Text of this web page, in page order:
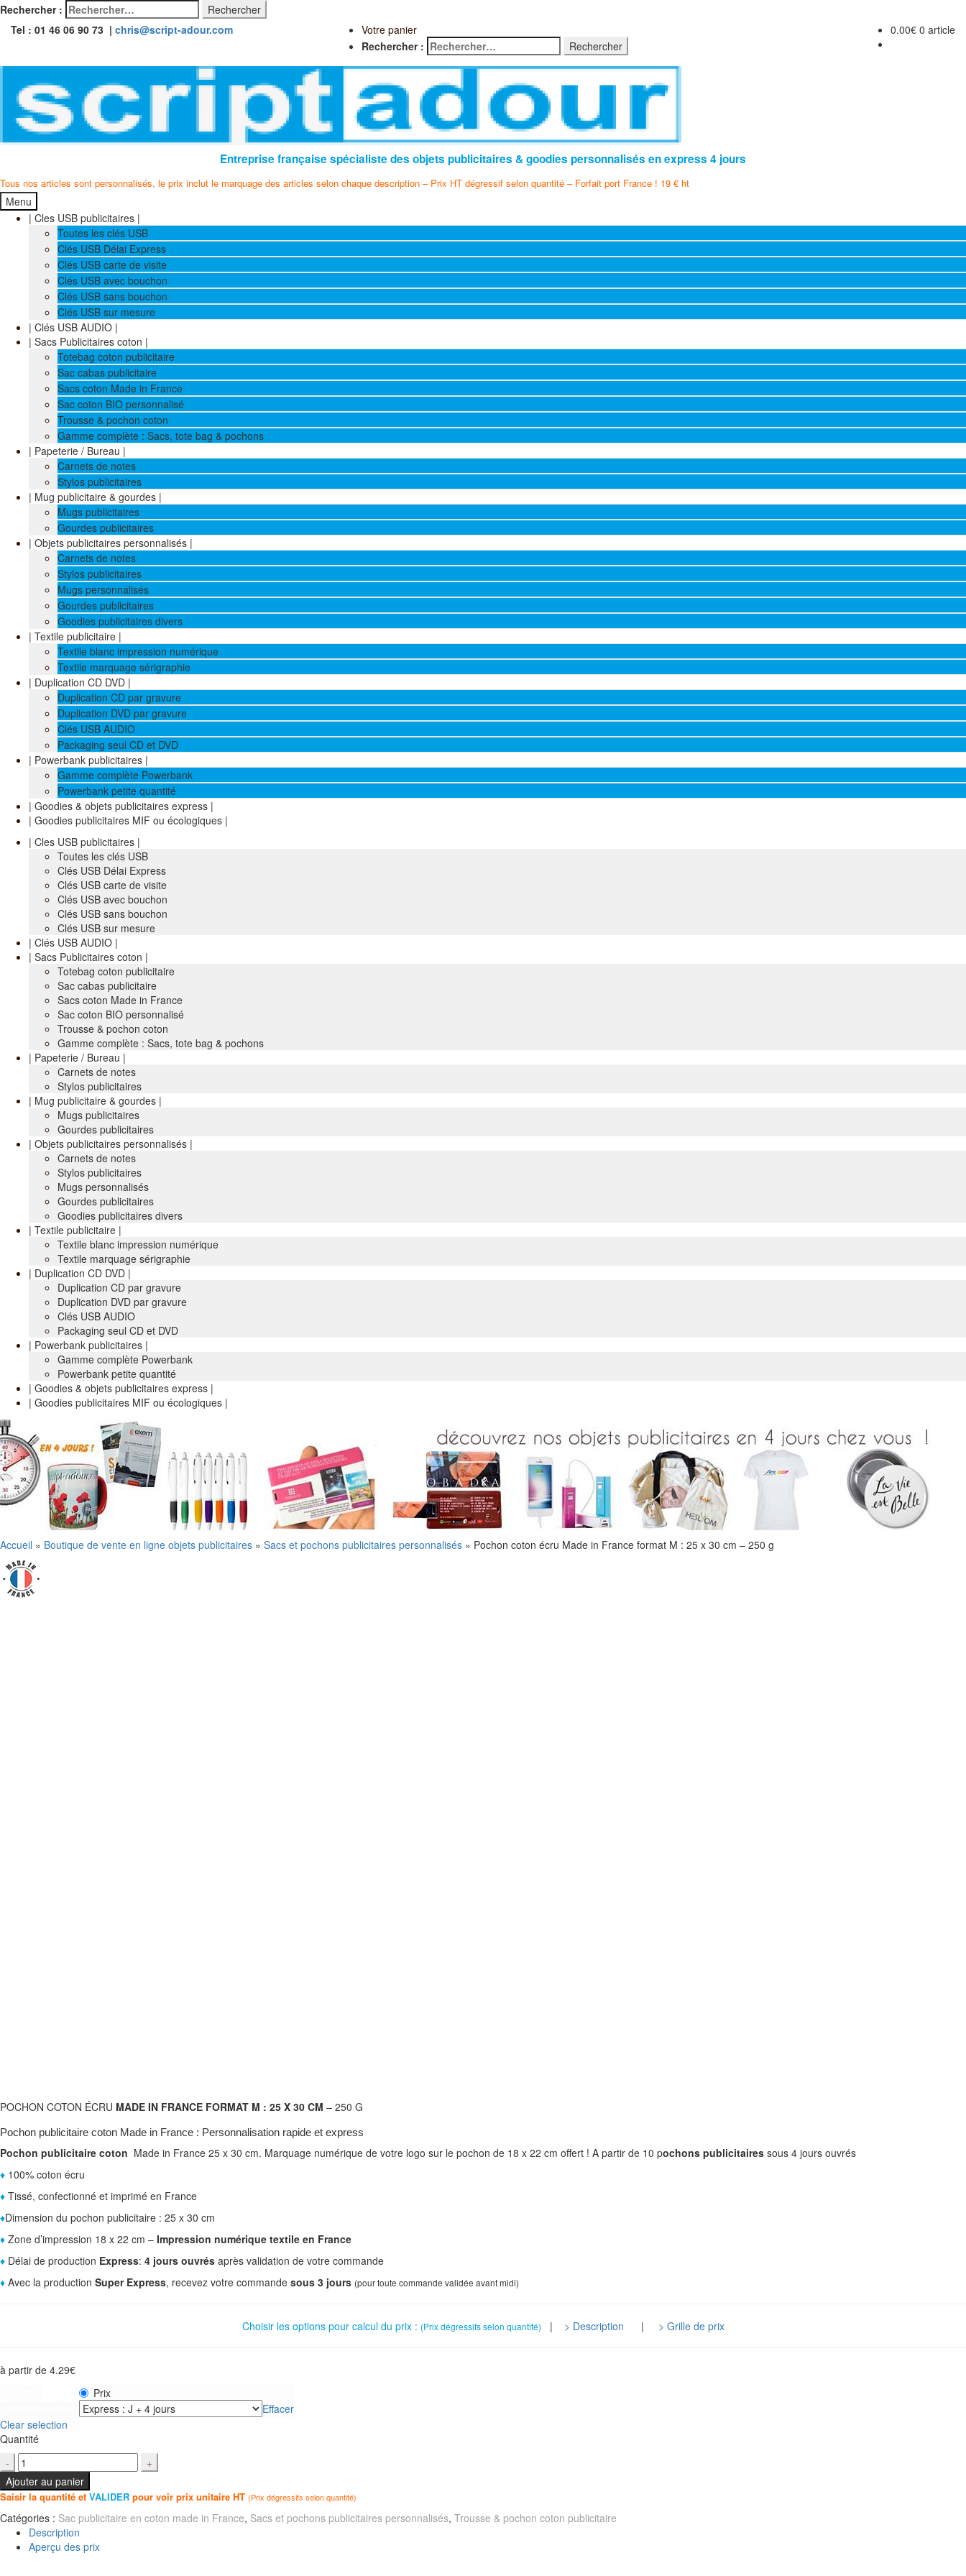
Rechercher :
Tel : 01 46 06 90 73 | chris@script-adour.com 0.00€ 0 article
Votre panier
Rechercher :
Entreprise française spécialiste des objets publicitaires & goodies personnalisés en express 4 jours
Tous nos articles sont personnalisés, le prix inclut le marquage des articles selon chaque description – Prix HT dégressif selon quantité – Forfait port France ! 19 € ht
Menu
| Cles USB publicitaires |
Toutes les clés USB
Clés USB Délai Express
Clés USB carte de visite
Clés USB avec bouchon
Clés USB sans bouchon
Clés USB sur mesure
| Clés USB AUDIO |
| Sacs Publicitaires coton |
Totebag coton publicitaire
Sac cabas publicitaire
Sacs coton Made in France
Sac coton BIO personnalisé
Trousse & pochon coton
Gamme complète : Sacs, tote bag & pochons
| Papeterie / Bureau |
Carnets de notes
Stylos publicitaires
| Mug publicitaire & gourdes |
Mugs publicitaires
Gourdes publicitaires
| Objets publicitaires personnalisés |
Carnets de notes
Stylos publicitaires
Mugs personnalisés
Gourdes publicitaires
Goodies publicitaires divers
| Textile publicitaire |
Textile blanc impression numérique
Textile marquage sérigraphie
| Duplication CD DVD |
Duplication CD par gravure
Duplication DVD par gravure
Clés USB AUDIO
Packaging seul CD et DVD
| Powerbank publicitaires |
Gamme complète Powerbank
Powerbank petite quantité
| Goodies & objets publicitaires express |
| Goodies publicitaires MIF ou écologiques |
| Cles USB publicitaires |
Toutes les clés USB
Clés USB Délai Express
Clés USB carte de visite
Clés USB avec bouchon
Clés USB sans bouchon
Clés USB sur mesure
| Clés USB AUDIO |
| Sacs Publicitaires coton |
Totebag coton publicitaire
Sac cabas publicitaire
Sacs coton Made in France
Sac coton BIO personnalisé
Trousse & pochon coton
Gamme complète : Sacs, tote bag & pochons
| Papeterie / Bureau |
Carnets de notes
Stylos publicitaires
| Mug publicitaire & gourdes |
Mugs publicitaires
Gourdes publicitaires
| Objets publicitaires personnalisés |
Carnets de notes
Stylos publicitaires
Mugs personnalisés
Gourdes publicitaires
Goodies publicitaires divers
| Textile publicitaire |
Textile blanc impression numérique
Textile marquage sérigraphie
| Duplication CD DVD |
Duplication CD par gravure
Duplication DVD par gravure
Clés USB AUDIO
Packaging seul CD et DVD
| Powerbank publicitaires |
Gamme complète Powerbank
Powerbank petite quantité
| Goodies & objets publicitaires express |
| Goodies publicitaires MIF ou écologiques |
Accueil » Boutique de vente en ligne objets publicitaires » Sacs et pochons publicitaires personnalisés » Pochon coton écru Made in France format M : 25 x 30 cm – 250 g
POCHON COTON ÉCRU MADE IN FRANCE FORMAT M : 25 X 30 CM – 250 G
Pochon publicitaire coton Made in France : Personnalisation rapide et express
Pochon publicitaire coton Made in France 25 x 30 cm. Marquage numérique de votre logo sur le pochon de 18 x 22 cm offert ! A partir de 10 pochons publicitaires sous 4 jours ouvrés
♦ 100% coton écru
♦ Tissé, confectionné et imprimé en France
♦Dimension du pochon publicitaire : 25 x 30 cm
♦ Zone d’impression 18 x 22 cm – Impression numérique textile en France
♦ Délai de production Express: 4 jours ouvrés après validation de votre commande
♦ Avec la production Super Express, recevez votre commande sous 3 jours (pour toute commande validée avant midi)
Choisir les options pour calcul du prix : (Prix dégressifs selon quantité) | > Description | > Grille de prix
à partir de 4.29€
Prix
Effacer
Clear selection
Quantité
Ajouter au panier
Saisir la quantité et VALIDER pour voir prix unitaire HT (Prix dégressifs selon quantité)
Catégories : Sac publicitaire en coton made in France, Sacs et pochons publicitaires personnalisés, Trousse & pochon coton publicitaire
Description
Aperçu des prix